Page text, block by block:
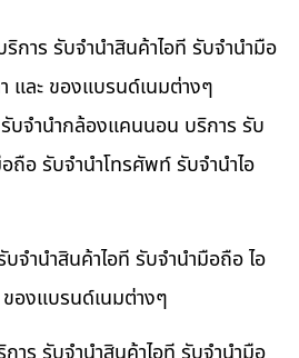
าร รับจำนำสินค้าไอที รับจำนำมือ
และ ของแบรนด์เนมต่างๆ
บจำนำกล้องแคนนอน บริการ รับ
ถือ รับจำนำโทรศัพท์ รับจำนำไอ
จำนำสินค้าไอที รับจำนำมือถือ ไอ
องแบรนด์เนมต่างๆ